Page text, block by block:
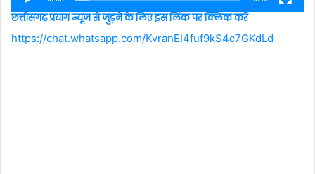
छत्तीसगढ़ प्रयाग न्यूज से जुड़ने के लिए इस लिंक पर क्लिक करें
https://chat.whatsapp.com/KvranEI4fuf9kS4c7GKdLd